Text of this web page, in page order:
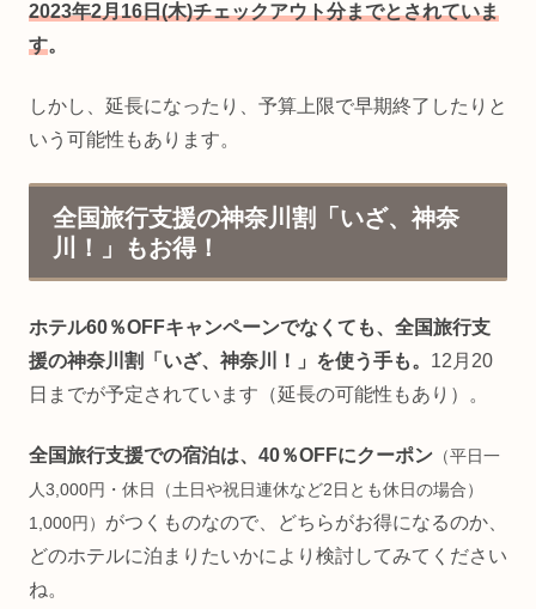
2023年2月16日(木)チェックアウト分までとされていま
す。
しかし、延長になったり、予算上限で早期終了したりと
いう可能性もあります。
全国旅行支援の神奈川割「いざ、神奈
川！」もお得！
ホテル60％OFFキャンペーンでなくても、全国旅行支
援の神奈川割「いざ、神奈川！」を使う手も。 12月20
日までが予定されています（延長の可能性もあり）。
全国旅行支援での宿泊は、40％OFFにクーポン （平日一
人3,000円・休日（土日や祝日連休など2日とも休日の場合）
1,000円） がつくものなので、どちらがお得になるのか、
どのホテルに泊まりたいかにより検討してみてください
ね。